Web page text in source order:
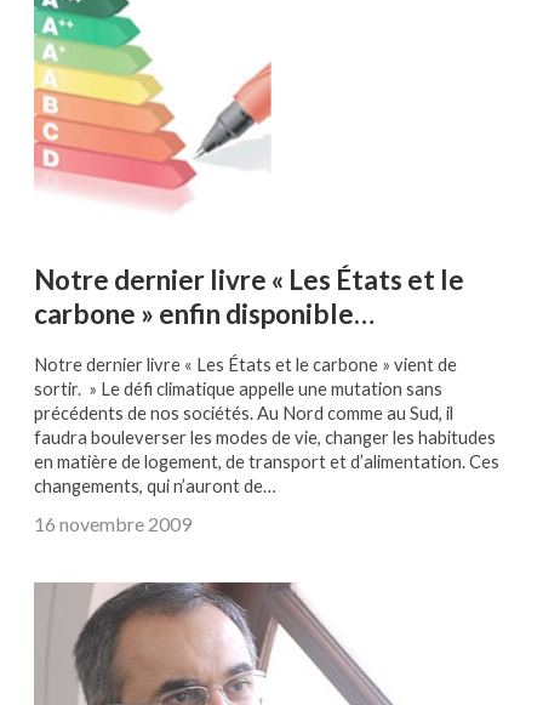
Notre dernier livre « Les États et le
carbone » enfin disponible…
Notre dernier livre « Les États et le carbone » vient de
sortir. » Le défi climatique appelle une mutation sans
précédents de nos sociétés. Au Nord comme au Sud, il
faudra bouleverser les modes de vie, changer les habitudes
en matière de logement, de transport et d’alimentation. Ces
changements, qui n’auront de…
16 novembre 2009